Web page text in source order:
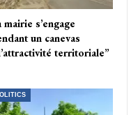
mairie s’engage
un canevas
territoriale”